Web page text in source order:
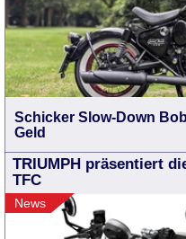
Schicker Slow-Down
Geld
TRIUMPH präsentiert
TFC
News